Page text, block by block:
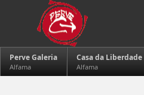
Perve Galeria
Alfama
Casa da
Alfama